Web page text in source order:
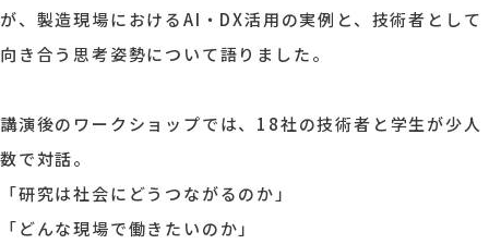
が、製造現場におけるAI・DX活用の実例と、技術者として
向き合う思考姿勢について語りました。
講演後のワークショップでは、18社の技術者と学生が少人
数で対話。
「研究は社会にどうつながるのか」
「どんな現場で働きたいのか」